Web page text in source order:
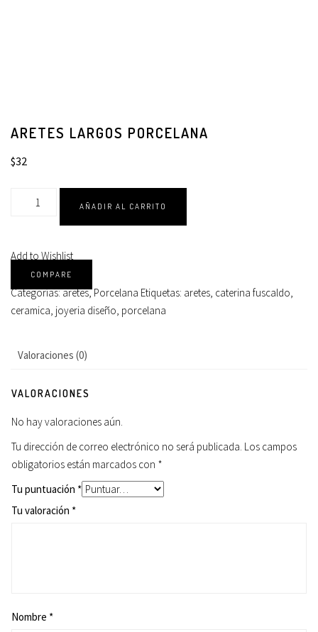
ARETES LARGOS PORCELANA
$32
AÑADIR AL CARRITO
Add to Wishlist
COMPARE
Categorías:aretes,Porcelana Etiquetas: aretes, caterina fuscaldo,
ceramica, joyeria diseño, porcelana
Valoraciones (0)
VALORACIONES
No hay valoraciones aún.
Tu dirección de correo electrónico no será publicada. Los campos
obligatorios están marcados con *
Tu puntuación *
Tu valoración *
Nombre *